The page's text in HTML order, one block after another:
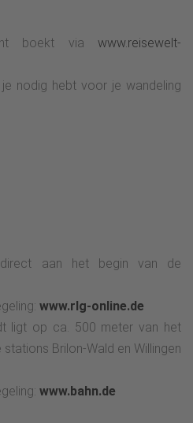
Hütte. Vanaf daar gaat de
en het Bürgerwald door het
langs de Möhnequelle en het
Straße, waar de
boekt via www.reisewelt-
nodig hebt voor je wandeling
aan het begin van de
www.rlg-online.de
ligt op ca. 500 meter van het
Brilon-Wald en Willingen
www.bahn.de